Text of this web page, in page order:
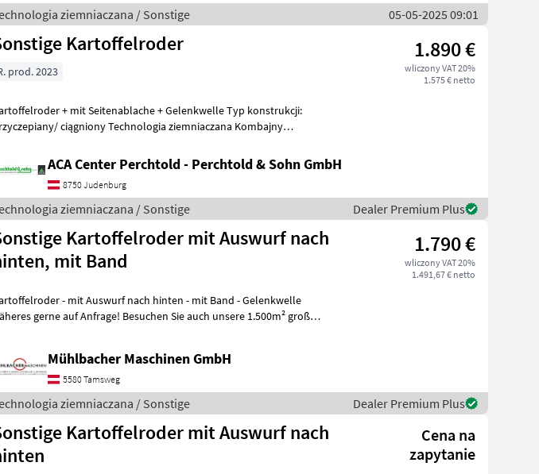
ziemniaczana / Sonstige 05-05-2025 09:01
Kartoffelroder 1.890 €
wliczony VAT 20%
1.575 € netto
prod. 2023
+ mit Seitenablache + Gelenkwelle Typ konstrukcji:
ciągniony Technologia ziemniaczana Kombajny
ACA Center Perchtold - Perchtold & Sohn GmbH
8750 Judenburg
ziemniaczana / Sonstige Dealer Premium Plus
Kartoffelroder mit Auswurf nach
mit Band
1.790 €
wliczony VAT 20%
1.491,67 € netto
- mit Auswurf nach hinten - mit Band - Gelenkwelle
gerne auf Anfrage! Besuchen Sie auch unsere 1.500m² große
Mühlbacher Maschinen GmbH
5580 Tamsweg
ziemniaczana / Sonstige Dealer Premium Plus
Kartoffelroder mit Auswurf nach
Cena na
zapytanie